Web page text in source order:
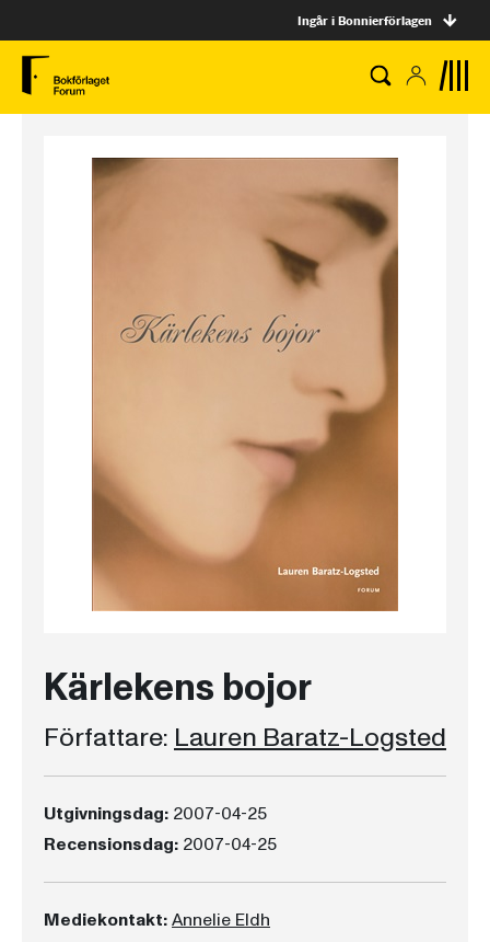
Ingår i Bonnierförlagen
Kärlekens bojor
Författare: Lauren Baratz-Logsted
Utgivningsdag: 2007-04-25
Recensionsdag: 2007-04-25
Mediekontakt:Annelie Eldh